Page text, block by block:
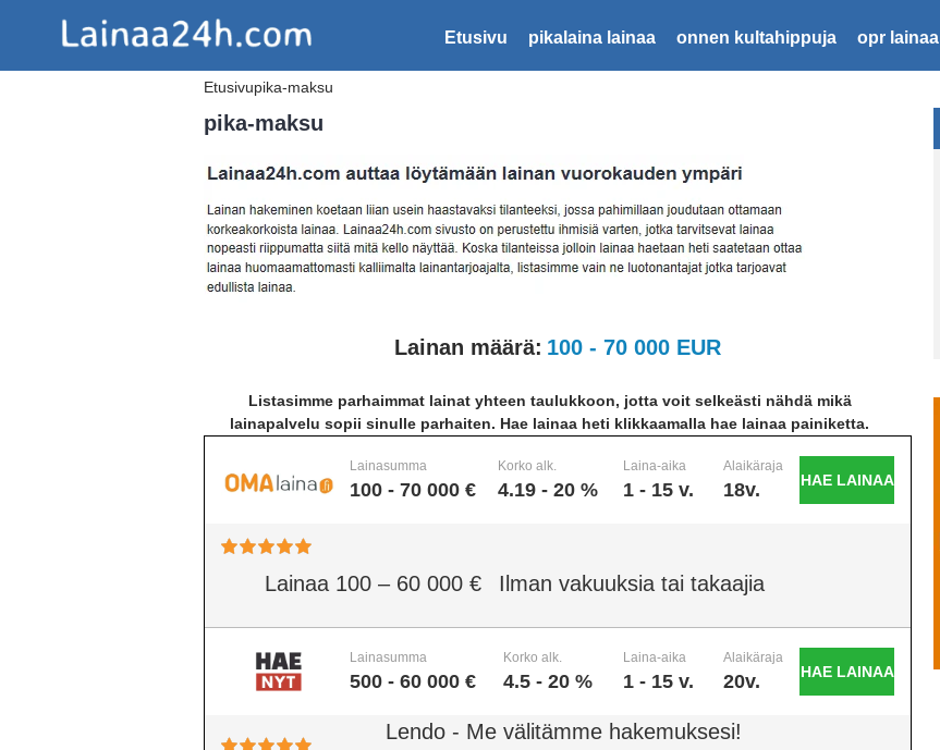
Etusivu pikalaina lainaa onnen kultahippuja opr lainaa
Etusivupika-maksu
pika-maksu
Lainan määrä: 100 - 70 000 EUR
Listasimme parhaimmat lainat yhteen taulukkoon, jotta voit selkeästi nähdä mikä
lainapalvelu sopii sinulle parhaiten. Hae lainaa heti klikkaamalla hae lainaa painiketta.
Lainasumma
100 - 70 000 €
Korko alk.
4.19 - 20 %
Laina-aika
1 - 15 v.
Alaikäraja
18v. HAE LAINAA
Lainaa 100 – 60 000 € Ilman vakuuksia tai takaajia
Lainasumma
500 - 60 000 €
Korko alk.
4.5 - 20 %
Laina-aika
1 - 15 v.
Alaikäraja
20v. HAE LAINAA
Lendo - Me välitämme hakemuksesi!